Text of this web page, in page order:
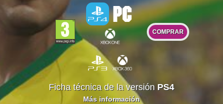
COMPRAR
Ficha técnica de la versión PS4
Más información